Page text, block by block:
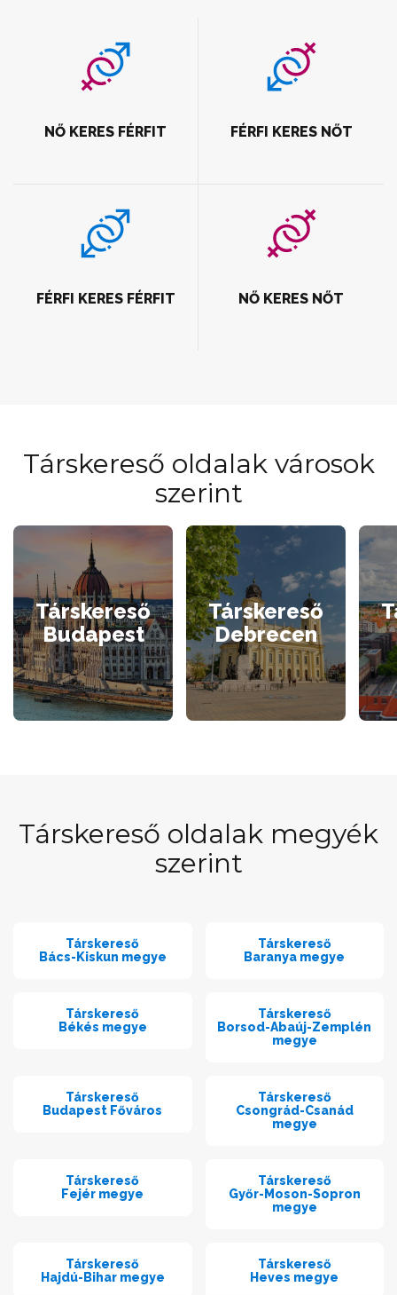
NŐ KERES FÉRFIT FÉRFI KERES NŐT
FÉRFI KERES FÉRFIT NŐ KERES NŐT
Társkereső oldalak városok
szerint
Társkereső
Budapest
Társkereső
Debrecen
Társkereső oldalak megyék
szerint
Társkereső
Bács-Kiskun megye
Társkereső
Baranya megye
Társkereső
Békés megye
Társkereső
Borsod-Abaúj-Zemplén
megye
Társkereső
Budapest Főváros
Társkereső
Csongrád-Csanád
megye
Társkereső
Fejér megye
Társkereső
Győr-Moson-Sopron
megye
Társkereső
Hajdú-Bihar megye
Társkereső
Heves megye